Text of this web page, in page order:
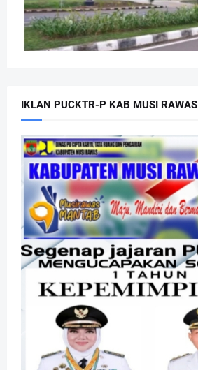
IKLAN PUCKTR-P KAB MUSI RAWAS